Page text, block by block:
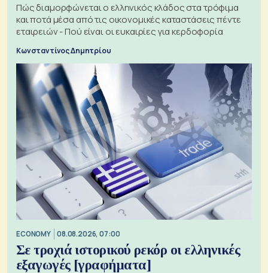
Πώς διαμορφώνεται ο ελληνικός κλάδος στα τρόφιμα
και ποτά μέσα από τις οικονομικές καταστάσεις πέντε
εταιρειών - Πού είναι οι ευκαιρίες για κερδοφορία
Κωνσταντίνος Δημητρίου
ECONOMY 08.08.2026, 07:00
Σε τροχιά ιστορικού ρεκόρ οι ελληνικές
εξαγωγές [γραφήματα]